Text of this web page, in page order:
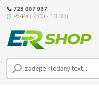
📞 728 007 997
⏰ Po-Pá | 7:00 - 13:30 |